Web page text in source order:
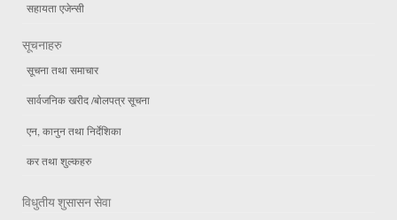
सहायता एजेन्सी
सूचनाहरु
सूचना तथा समाचार
सार्वजनिक खरीद /बोलपत्र सूचना
एन, कानुन तथा निर्देशिका
कर तथा शुल्कहरु
विधुतीय शुसासन सेवा